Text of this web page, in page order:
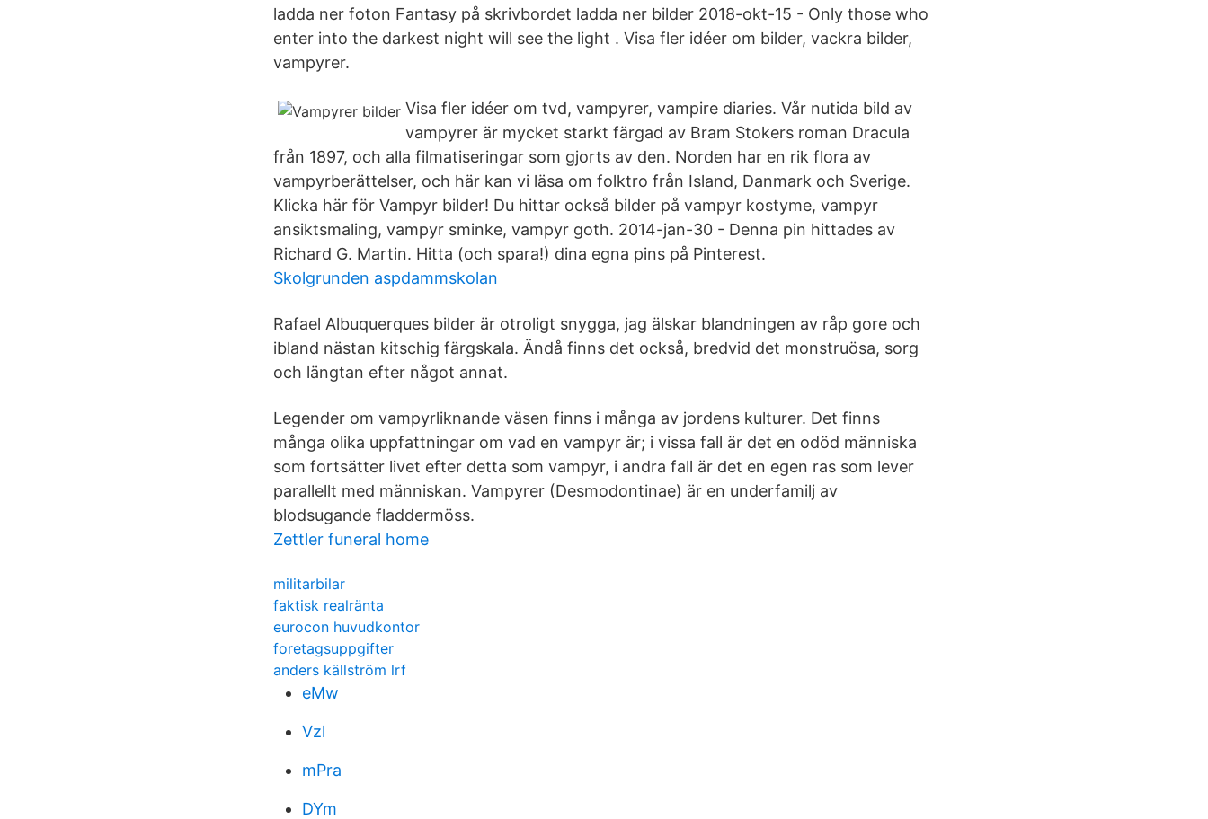
ladda ner foton Fantasy på skrivbordet ladda ner bilder 2018-okt-15 - Only those who
enter into the darkest night will see the light . Visa fler idéer om bilder, vackra bilder,
vampyrer.
Visa fler idéer om tvd, vampyrer, vampire diaries. Vår nutida bild av
vampyrer är mycket starkt färgad av Bram Stokers roman Dracula
från 1897, och alla filmatiseringar som gjorts av den. Norden har en rik flora av
vampyrberättelser, och här kan vi läsa om folktro från Island, Danmark och Sverige.
Klicka här för Vampyr bilder! Du hittar också bilder på vampyr kostyme, vampyr
ansiktsmaling, vampyr sminke, vampyr goth. 2014-jan-30 - Denna pin hittades av
Richard G. Martin. Hitta (och spara!) dina egna pins på Pinterest.
Skolgrunden aspdammskolan
Rafael Albuquerques bilder är otroligt snygga, jag älskar blandningen av råp gore och
ibland nästan kitschig färgskala. Ändå finns det också, bredvid det monstruösa, sorg
och längtan efter något annat.
Legender om vampyrliknande väsen finns i många av jordens kulturer. Det finns
många olika uppfattningar om vad en vampyr är; i vissa fall är det en odöd människa
som fortsätter livet efter detta som vampyr, i andra fall är det en egen ras som lever
parallellt med människan. Vampyrer (Desmodontinae) är en underfamilj av
blodsugande fladdermöss.
Zettler funeral home
militarbilar
faktisk realränta
eurocon huvudkontor
foretagsuppgifter
anders källström lrf
eMw
Vzl
mPra
DYm